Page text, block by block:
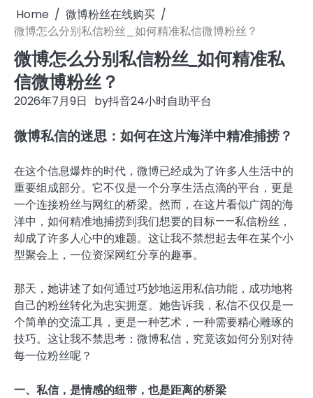
Home
微博粉丝在线购买
微博怎么分别私信粉丝_如何精准私信微博粉丝？
微博怎么分别私信粉丝_如何精准私
信微博粉丝？
2026年7月9日 by抖音24小时自助平台
微博私信的迷思：如何在这片海洋中精准捕捞？
在这个信息爆炸的时代，微博已经成为了许多人生活中的
重要组成部分。它不仅是一个分享生活点滴的平台，更是
一个连接粉丝与网红的桥梁。然而，在这片看似广阔的海
洋中，如何精准地捕捞到我们想要的目标——私信粉丝，
却成了许多人心中的难题。这让我不禁想起去年在某个小
型聚会上，一位资深网红分享的趣事。
那天，她讲述了如何通过巧妙地运用私信功能，成功地将
自己的粉丝转化为忠实拥趸。她告诉我，私信不仅仅是一
个简单的交流工具，更是一种艺术，一种需要精心雕琢的
技巧。这让我不禁思考：微博私信，究竟该如何分别对待
每一位粉丝呢？
一、私信，是情感的纽带，也是距离的桥梁